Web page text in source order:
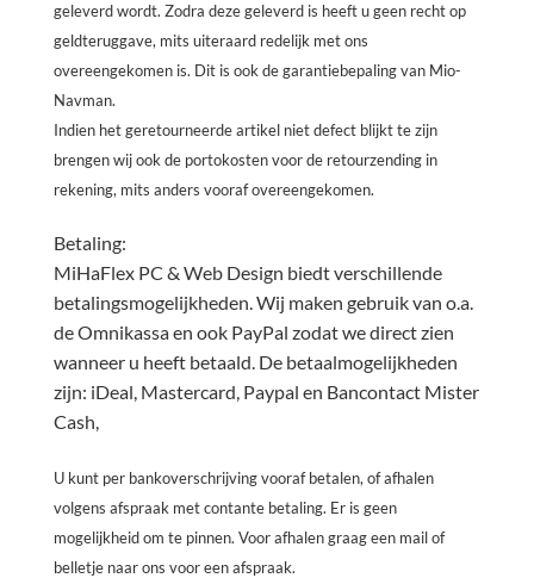
geleverd wordt. Zodra deze geleverd is heeft u geen recht op
geldteruggave, mits uiteraard redelijk met ons
overeengekomen is. Dit is ook de garantiebepaling van Mio-
Navman.
Indien het geretourneerde artikel niet defect blijkt te zijn
brengen wij ook de portokosten voor de retourzending in
rekening, mits anders vooraf overeengekomen.
Betaling:
MiHaFlex PC & Web Design biedt verschillende
betalingsmogelijkheden. Wij maken gebruik van o.a.
de Omnikassa en ook PayPal zodat we direct zien
wanneer u heeft betaald. De betaalmogelijkheden
zijn: iDeal, Mastercard, Paypal en Bancontact Mister
Cash,
U kunt per bankoverschrijving vooraf betalen, of afhalen
volgens afspraak met contante betaling. Er is geen
mogelijkheid om te pinnen. Voor afhalen graag een mail of
belletje naar ons voor een afspraak.